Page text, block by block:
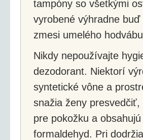
tampóny so všetkými
vyrobené výhradne
zmesi umelého
Nikdy nepoužívajte
dezodorant. Niektorí
syntetické vône a
snažia ženy
pre pokožku a
formaldehyd. Pri